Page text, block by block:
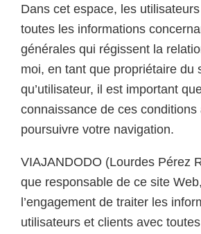
Dans cet espace, les
toutes les informations
générales qui régissent la
moi, en tant que propriétaire du
qu’utilisateur, il est important
connaissance de ces conditions
poursuivre votre navigation.
VIAJANDODO (Lourdes Pérez
que responsable de ce site
l’engagement de traiter les
utilisateurs et clients avec